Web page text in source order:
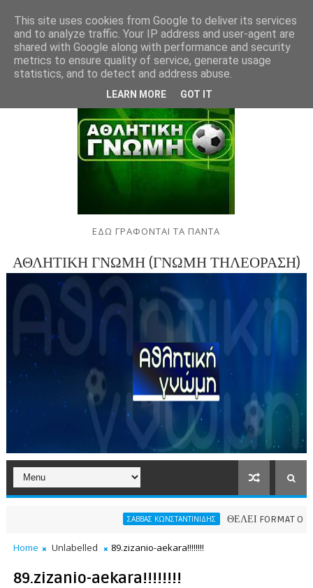
ΕΔΩ ΓΡΑΦΟΝΤΑΙ ΤΑ ΠΑΝΤΑ
ΑΘΛΗΤΙΚΗ ΓΝΩΜΗ (ΓΝΩΜΗ ΤΗΛΕΟΡΑΣΗ)
ΣΑΒΒΑΣ ΚΩΝΣΤΑΝΤΙΝΙΔΗΣ ΘΕΛΕΙ FORMAT O ΑΡΗΣ
Home Unlabelled 89.zizanio-aekara!!!!!!!!
89.zizanio-aekara!!!!!!!!
This site uses cookies from Google to deliver its services
and to analyze traffic. Your IP address and user-agent are
shared with Google along with performance and security
metrics to ensure quality of service, generate usage
statistics, and to detect and address abuse.
LEARN MORE GOT IT